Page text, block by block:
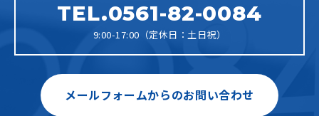
TEL.0561-82-0084
9:00-17:00（定休日：土日祝）
メールフォームからのお問い合わせ